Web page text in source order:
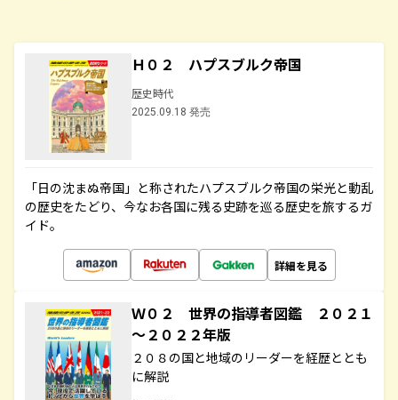
Ｈ０２ ハプスブルク帝国
歴史時代
2025.09.18 発売
「日の沈まぬ帝国」と称されたハプスブルク帝国の栄光と動乱
の歴史をたどり、今なお各国に残る史跡を巡る歴史を旅するガ
イド。
詳細を見る
Ｗ０２ 世界の指導者図鑑 ２０２１
～２０２２年版
２０８の国と地域のリーダーを経歴ととも
に解説